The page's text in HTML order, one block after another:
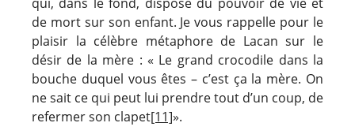
de mort sur son enfant. Je vous rappelle pour le
plaisir la célèbre métaphore de Lacan sur le
désir de la mère : « Le grand crocodile dans la
bouche duquel vous êtes – c’est ça la mère. On
ne sait ce qui peut lui prendre tout d’un coup, de
refermer son clapet[11]».